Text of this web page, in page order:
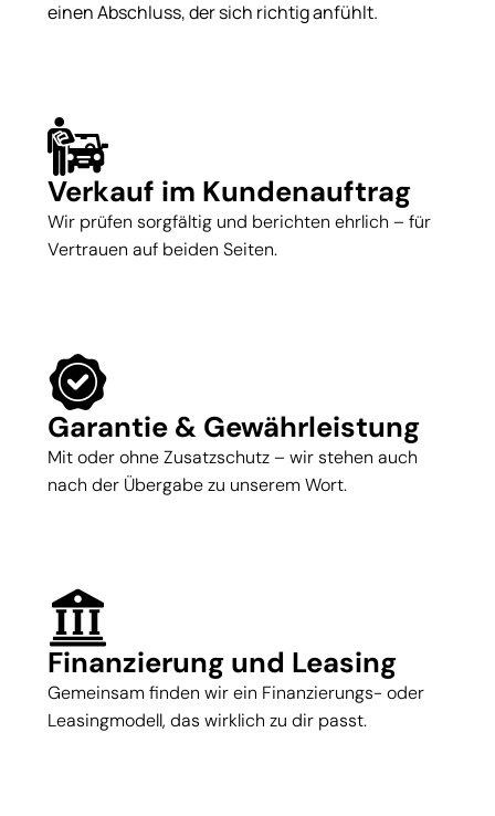
einen Abschluss, der sich richtig anfühlt.
Verkauf im Kundenauftrag
Wir prüfen sorgfältig und berichten ehrlich – für
Vertrauen auf beiden Seiten.
Garantie & Gewährleistung
Mit oder ohne Zusatzschutz – wir stehen auch
nach der Übergabe zu unserem Wort.
Finanzierung und Leasing
Gemeinsam finden wir ein Finanzierungs- oder
Leasingmodell, das wirklich zu dir passt.